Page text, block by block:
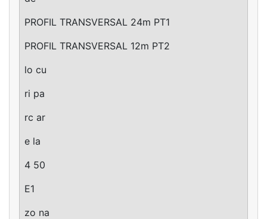
PROFIL TRANSVERSAL 24m PT1
PROFIL TRANSVERSAL 12m PT2
lo cu
ri pa
rc ar
e la
4 50
E1
zo na